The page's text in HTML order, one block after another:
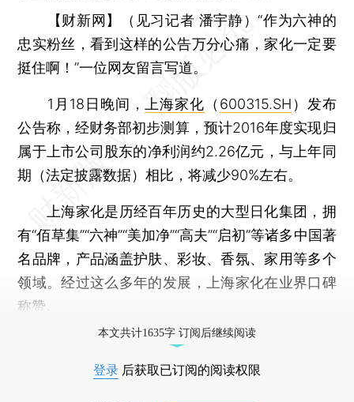
【财新网】（见习记者 潘宇静）“作为六神的
忠实粉丝，看到这样的公告万分心痛，家化一定要
挺住啊！”一位网友留言写道。
1月18日晚间， 上海家化 （ 600315.SH ）发布
公告称，经财务部初步测算，预计2016年度实现归
属于上市公司股东的净利润约2.26亿元，与上年同
期（法定披露数据）相比，将减少90%左右。
上海家化是历经百年历史的大型日化集团，拥
有“佰草集”“六神”“美加净”“高夫”“启初”等诸多中国著
名品牌，产品涵盖护肤、彩妆、香氛、家用等多个
领域。经过这么多年的发展，上海家化在业界口碑
称赞。
本文共计1635字 订阅后继续阅读
登录 后获取已订阅的阅读权限